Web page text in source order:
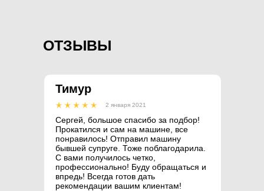
ОТЗЫВЫ
Сергей, большое спасибо за подбор!
Прокатился и сам на машине, все
понравилось! Отправил машину
бывшей супруге. Тоже поблагодарила.
С вами получилось четко,
профессионально! Буду обращаться и
впредь! Всегда готов дать
рекомендации вашим клиентам!
Тимур
2 января 2021